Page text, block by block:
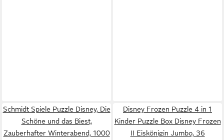
Schmidt Spiele Puzzle Disney, Die
Schöne und das Biest,
Zauberhafter Winterabend, 1000
Disney Frozen Puzzle 4 in 1
Kinder Puzzle Box Disney Frozen
II Eiskönigin Jumbo, 36